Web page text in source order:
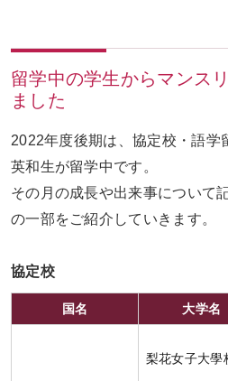
お問い合わせ
留学中の学生からマンス
ました
2022年度後期は、協定校・語学
英和生が留学中です。
その月の成長や出来事について
の一部をご紹介していきます。
協定校
国名 大学名
梨花女子大學